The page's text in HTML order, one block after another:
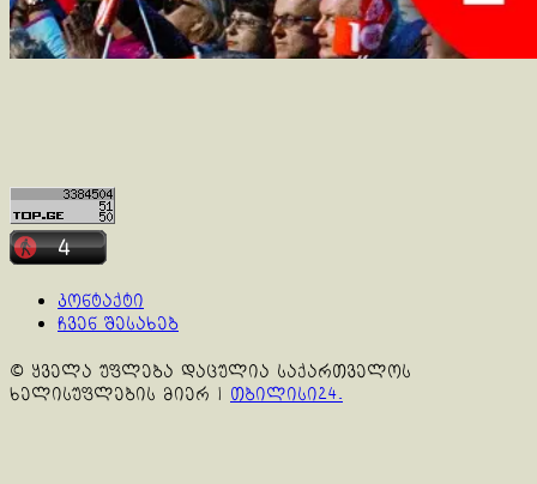
კონტაქტი
ჩვენ შესახებ
© ყველა უფლება დაცულია საქართველოს
ხელისუფლების მიერ | თბილისი24.